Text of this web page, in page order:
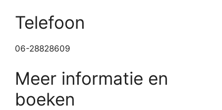
Telefoon
06-28828609
Meer informatie en
boeken